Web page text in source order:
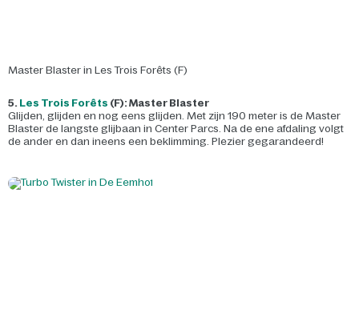
Master Blaster in Les Trois Forêts (F)
5. Les Trois Forêts (F): Master Blaster
Glijden, glijden en nog eens glijden. Met zijn 190 meter is de Master
Blaster de langste glijbaan in Center Parcs. Na de ene afdaling volgt
de ander en dan ineens een beklimming. Plezier gegarandeerd!